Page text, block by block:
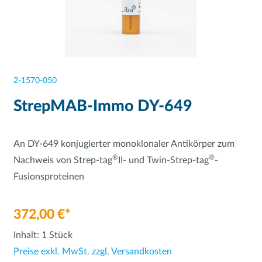
2-1570-050
StrepMAB-Immo DY-649
An DY-649 konjugierter monoklonaler Antikörper zum
Nachweis von Strep-tag®II- und Twin-Strep-tag®-
Fusionsproteinen
372,00 €*
Inhalt: 1 Stück
Preise exkl. MwSt. zzgl. Versandkosten